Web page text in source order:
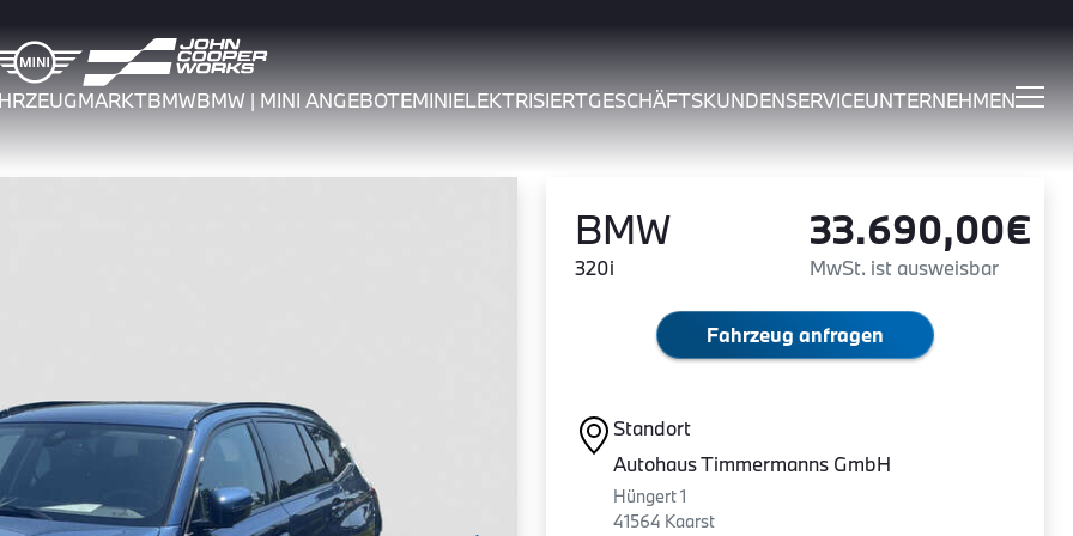
BMWBMW | MINI ANGEBOTEMINIELEKTRISIERTGESCHÄFTSKUNDENSERVICEUNTERNEHMEN
BMW
320i
33.690,00€
MwSt. ist ausweisbar
Fahrzeug anfragen
Standort
Autohaus Timmermanns GmbH
Hüngert 1
41564 Kaarst